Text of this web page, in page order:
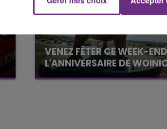
VENEZ FÊTER CE WEEK-
L'ANNIVERSAIRE DE
Ce samedi 8 août sera un
La Radio Pop